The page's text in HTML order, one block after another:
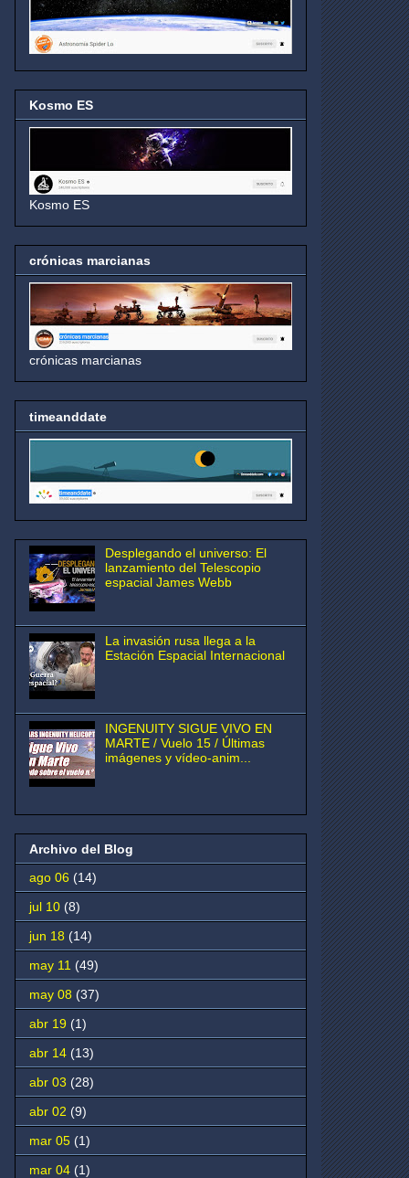
Kosmo ES
Kosmo ES
crónicas marcianas
crónicas marcianas
timeanddate
Desplegando el universo: El
lanzamiento del Telescopio
espacial James Webb
La invasión rusa llega a la
Estación Espacial Internacional
INGENUITY SIGUE VIVO EN
MARTE / Vuelo 15 / Últimas
imágenes y vídeo-anim...
Archivo del Blog
ago 06 (14)
jul 10 (8)
jun 18 (14)
may 11 (49)
may 08 (37)
abr 19 (1)
abr 14 (13)
abr 03 (28)
abr 02 (9)
mar 05 (1)
mar 04 (1)